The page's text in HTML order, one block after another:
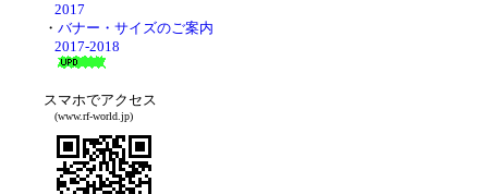
2017
・ バナー・サイズのご案内
2017-2018
スマホでアクセス
(www.rf-world.jp)